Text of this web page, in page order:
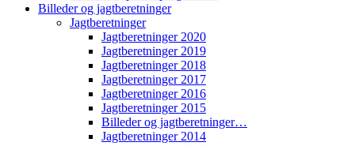
Billeder og jagtberetninger
Jagtberetninger
Jagtberetninger 2020
Jagtberetninger 2019
Jagtberetninger 2018
Jagtberetninger 2017
Jagtberetninger 2016
Jagtberetninger 2015
Billeder og jagtberetninger…
Jagtberetninger 2014